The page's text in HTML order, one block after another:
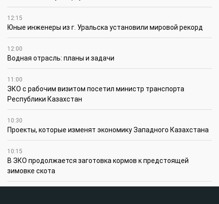
12:15
Юные инженеры из г. Уральска установили мировой рекорд
12:00
Водная отрасль: планы и задачи
11:00
ЗКО с рабочим визитом посетил министр транспорта
Республики Казахстан
10:30
Проекты, которые изменят экономику Западного Казахстана
10:15
В ЗКО продолжается заготовка кормов к предстоящей
зимовке скота